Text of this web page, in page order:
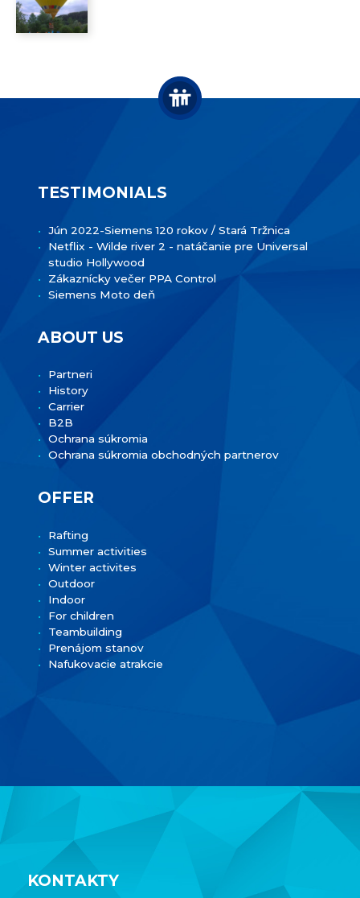
KONTAKTY
TESTIMONIALS
Jún 2022-Siemens 120 rokov / Stará Tržnica
Netflix - Wilde river 2 - natáčanie pre Universal
studio Hollywood
Zákaznícky večer PPA Control
Siemens Moto deň
ABOUT US
Partneri
History
Carrier
B2B
Ochrana súkromia
Ochrana súkromia obchodných partnerov
OFFER
Rafting
Summer activities
Winter activites
Outdoor
Indoor
For children
Teambuilding
Prenájom stanov
Nafukovacie atrakcie